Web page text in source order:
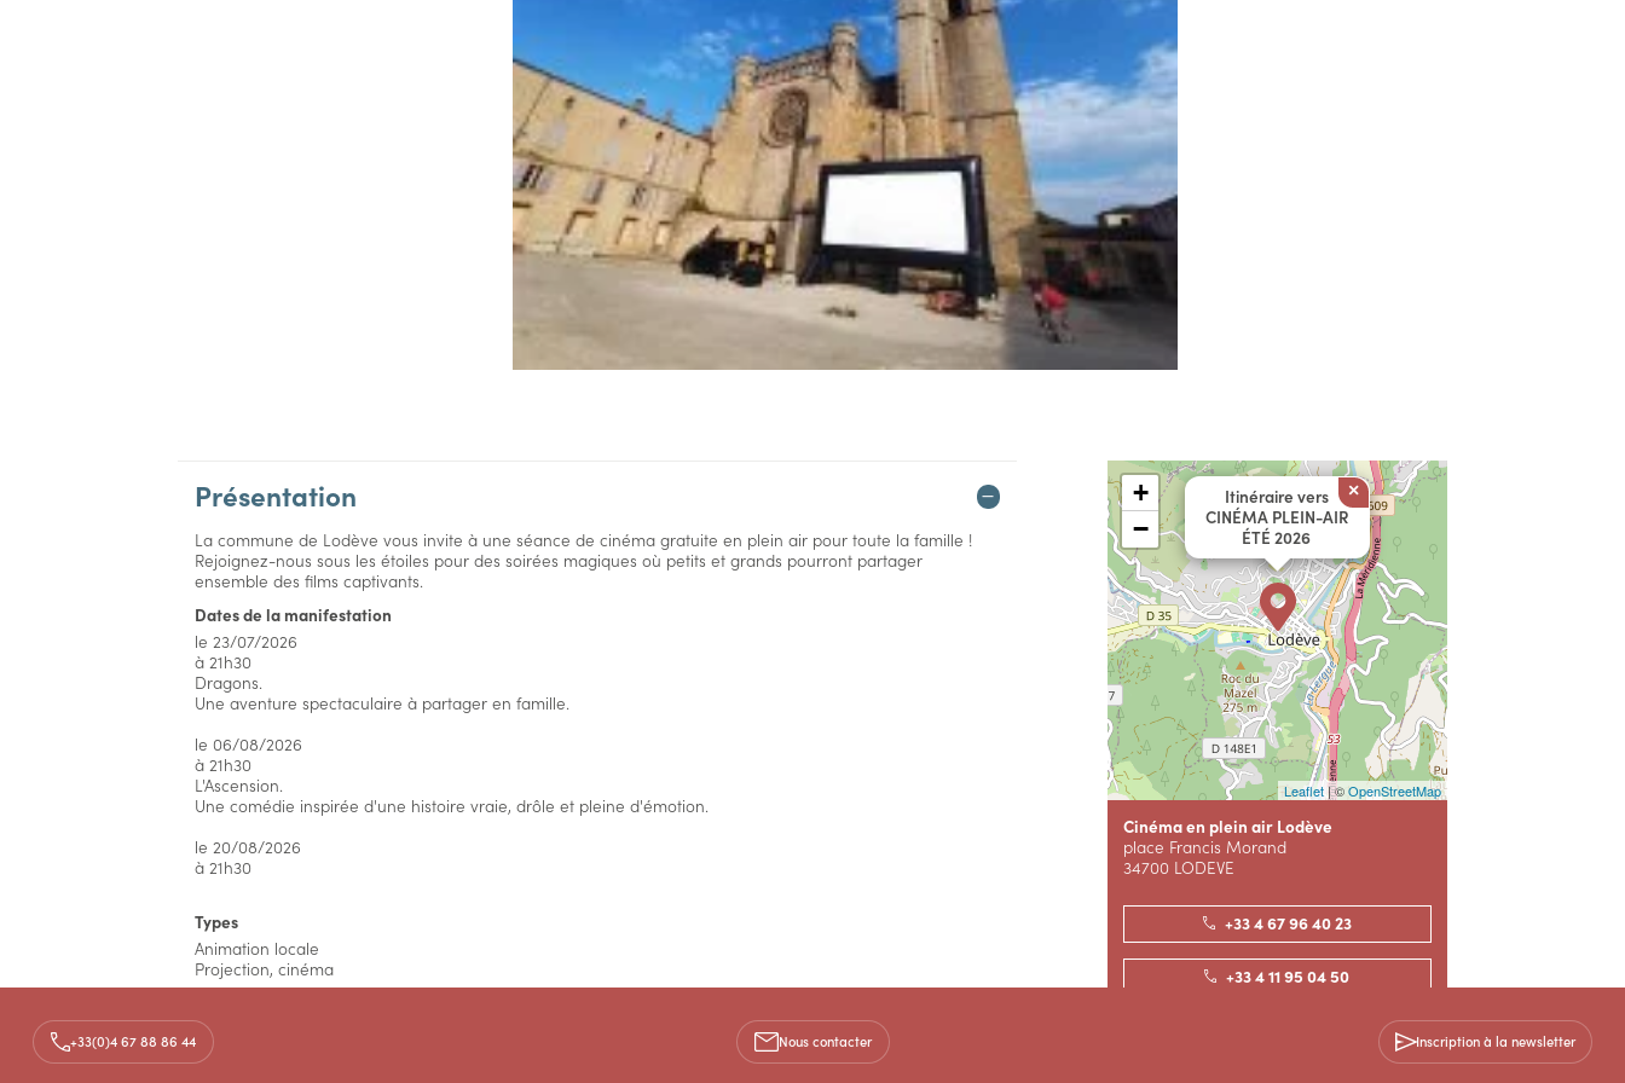
Présentation
La commune de Lodève vous invite à une séance de cinéma gratuite en plein air pour toute la famille !
Rejoignez-nous sous les étoiles pour des soirées magiques où petits et grands pourront partager
ensemble des films captivants.
Dates de la manifestation
le 23/07/2026
à 21h30
Dragons.
Une aventure spectaculaire à partager en famille.
le 06/08/2026
à 21h30
L'Ascension.
Une comédie inspirée d'une histoire vraie, drôle et pleine d'émotion.
le 20/08/2026
à 21h30
Types
Animation locale
Projection, cinéma
Cinéma
Informations complémentaires
Itinéraire vers
CINÉMA PLEIN-AIR
ÉTÉ 2026
×
+
−
Leaflet| ©OpenStreetMap
Cinéma en plein air Lodève
place Francis Morand
34700 LODEVE
+33 4 67 96 40 23
+33 4 11 95 04 50
+33(0)4 67 88 86 44 Nous contacter Inscription à la newsletter